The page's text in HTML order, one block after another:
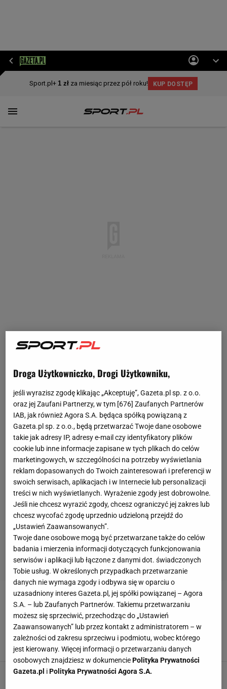
GKP GORZÓW
I liga. Dłoniak wraca i ujawnia: Wyleciałem z
GKP, bo uderzyłem kolegę prezesa
Rozmawiał Kamil Siałkowski,23 MAJA 2010, 18:13
Dłoniak wraca i ujawnia: Wyleciałem z GKP, bo
Droga Użytkowniczko, Drogi Użytkowniku,
jeśli wyrazisz zgodę klikając „Akceptuję”, Gazeta.pl sp. z o.o.
oraz jej Zaufani Partnerzy, w tym [676] Zaufanych Partnerów
IAB, jak również Agora S.A. będąca spółką powiązaną z
Gazeta.pl sp. z o.o., będą przetwarzać Twoje dane osobowe
takie jak adresy IP, adresy e-mail czy identyfikatory plików
cookie lub inne informacje zapisane w tych plikach do celów
marketingowych, w szczególności na potrzeby wyświetlania
reklam dopasowanych do Twoich zainteresowań i preferencji w
swoich serwisach, aplikacjach i w Internecie lub personalizacji
treści w nich wyświetlanych. Wyrażenie zgody jest dobrowolne.
Jeśli nie chcesz wyrazić zgody, chcesz ograniczyć jej zakres lub
chcesz wycofać zgodę uprzednio udzieloną przejdź do
„Ustawień Zaawansowanych”.
Twoje dane osobowe mogą być przetwarzane także do celów
badania i mierzenia informacji dotyczących funkcjonowania
serwisów i aplikacji lub łączone z danymi dot. świadczonych
Tobie usług. W określonych przypadkach przetwarzanie
danych nie wymaga zgody i odbywa się w oparciu o
uzasadniony interes Gazeta.pl, jej spółki powiązanej – Agora
S.A. – lub Zaufanych Partnerów. Takiemu przetwarzaniu
możesz się sprzeciwić, przechodząc do „Ustawień
Zaawansowanych” lub przez kontakt z administratorem – w
zależności od zakresu sprzeciwu i podmiotu, wobec którego
jest kierowany. Więcej informacji o przetwarzaniu danych
osobowych znajdziesz w dokumenciePolityka Prywatności
Gazeta.pl iPolityka Prywatności Agora S.A.